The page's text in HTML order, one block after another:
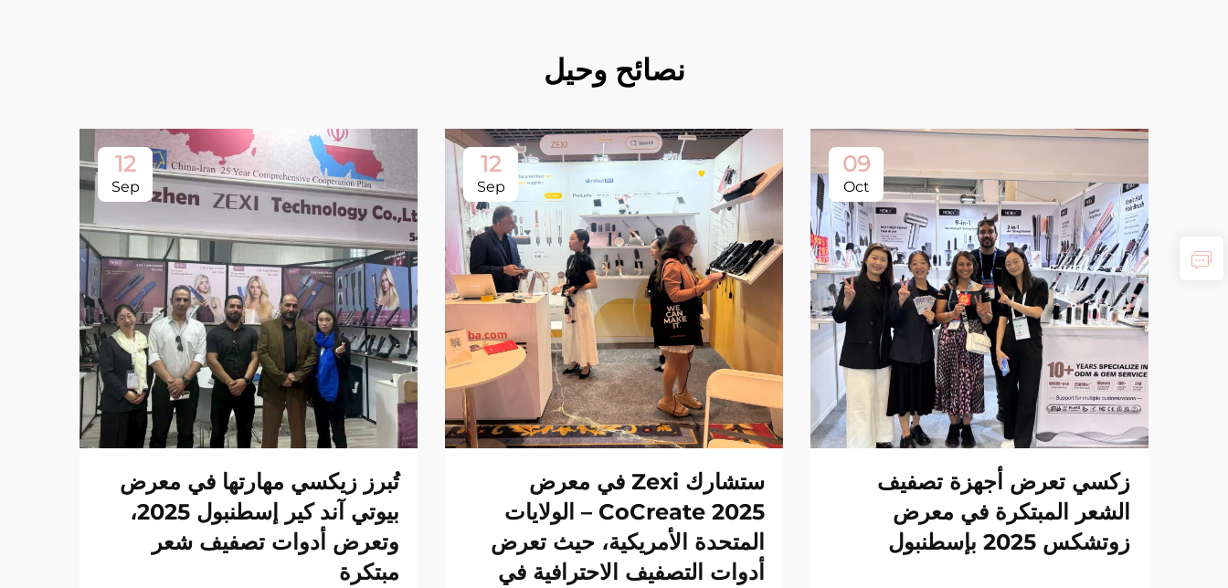
نصائح وحيل
09
Oct
زكسي تعرض أجهزة تصفيف
الشعر المبتكرة في معرض
زوتشكس 2025 بإسطنبول
12
Sep
ستشارك Zexi في معرض
CoCreate 2025 – الولايات
المتحدة الأمريكية، حيث تعرض
أدوات التصفيف الاحترافية في
12
Sep
تُبرز زيكسي مهارتها في معرض
بيوتي آند كير إسطنبول 2025،
وتعرض أدوات تصفيف شعر
مبتكرة